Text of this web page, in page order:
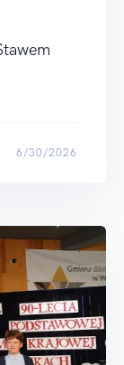
6/30/2026